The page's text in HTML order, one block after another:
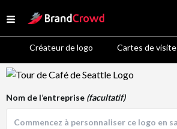
Open menu
Site Logo
Créateur de logo Cartes de visite
Logo Template Preview
Nom de l’entreprise (facultatif)